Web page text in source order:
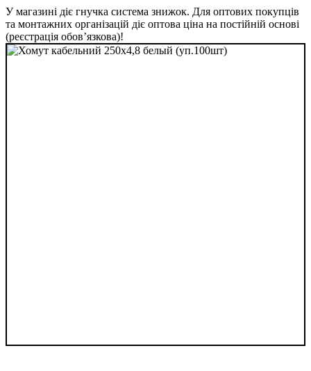
У магазині діє гнучка система знижок. Для оптових покупців
та монтажних організацій діє оптова ціна на постійній основі
(реєстрація обов’язкова)!